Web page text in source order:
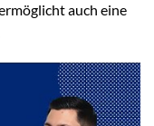
auch eine